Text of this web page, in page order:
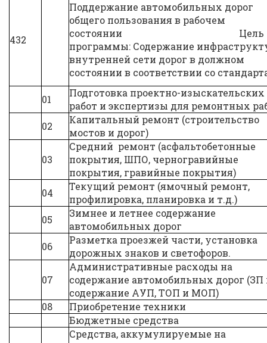
432
Поддержание автомобильных дорог
общего пользования в рабочем
состоянии Цель
программы: Содержание
внутренней сети дорог в должном
состоянии в соответствии со
01
Подготовка проектно-изыскательских
работ и экспертизы для ремонтных
02
Капитальный ремонт (строительство
мостов и дорог)
03
Средний ремонт (асфальтобетонные
покрытия, ШПО, черногравийные
покрытия, гравийные покрытия)
04
Текущий ремонт (ямочный ремонт,
профилировка, планировка и т.д.)
05
Зимнее и летнее содержание
автомобильных дорог
06
Разметка проезжей части, установка
дорожных знаков и светофоров.
07
Административные расходы на
содержание автомобильных дорог (ЗП
содержание АУП, ТОП и МОП)
08
Приобретение техники
Бюджетные средства
Средства, аккумулируемые на